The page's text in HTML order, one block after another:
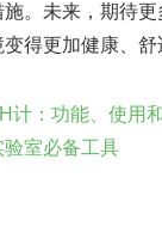
。未来，期待
得更加健康、舒
计：功能、使用
室必备工具